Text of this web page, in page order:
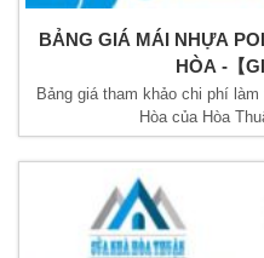
BẢNG GIÁ MÁI NHỰA
HÒA -【
Bảng giá tham khảo chi phí
Hòa của Hòa